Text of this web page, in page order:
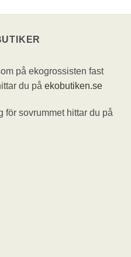
på ekogrossisten fast
du på ekobutiken.se
för sovrummet hittar du på